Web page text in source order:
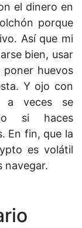
el dinero en
porque
Así que mi
bien, usar
huevos
Y ojo con
a veces se
si haces
En fin, que la
es volátil
navegar.